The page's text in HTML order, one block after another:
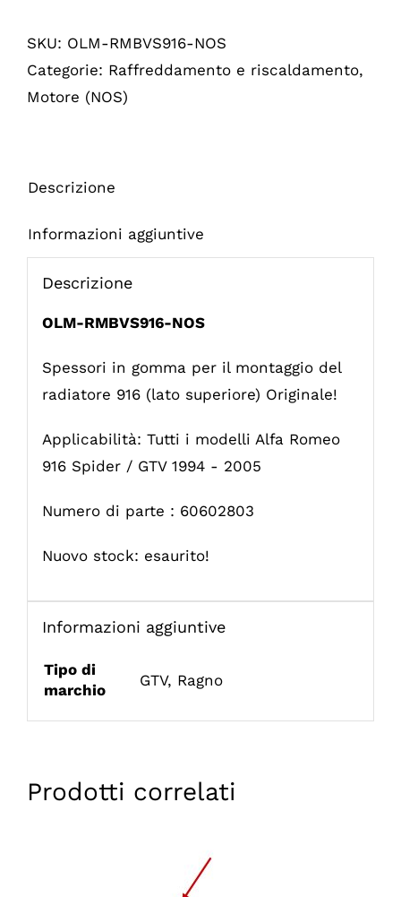
SKU: OLM-RMBVS916-NOS
Categorie: Raffreddamento e riscaldamento,
Motore (NOS)
Descrizione
Informazioni aggiuntive
Descrizione
OLM-RMBVS916-NOS
Spessori in gomma per il montaggio del
radiatore 916 (lato superiore) Originale!
Applicabilità: Tutti i modelli Alfa Romeo
916 Spider / GTV 1994 - 2005
Numero di parte : 60602803
Nuovo stock: esaurito!
Informazioni aggiuntive
Tipo di
marchio
GTV, Ragno
Prodotti correlati